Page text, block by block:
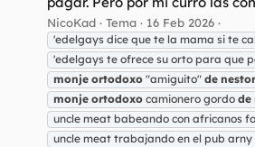
NicoKad Tema 16 Feb 2026
'edelgays dice que te la mama si te
'edelgays te ofrece su orto para que
monje ortodoxo "amiguito" de
monje ortodoxo camionero gordo de
uncle meat babeando con africanos
uncle meat trabajando en el pub arny